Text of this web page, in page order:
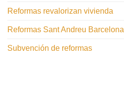
Reformas revalorizan vivienda
Reformas Sant Andreu Barcelona
Subvención de reformas